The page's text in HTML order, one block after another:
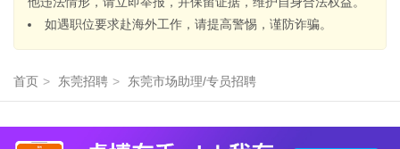
如遇职位要求赴海外工作，请提高警惕，谨防诈骗。
首页 > 东莞招聘 > 东莞市场助理/专员招聘